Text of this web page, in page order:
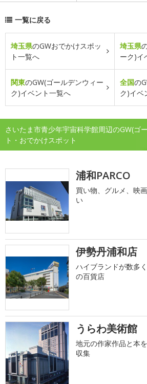
一覧に戻る
埼玉県のGWおでかけスポッ
ト一覧へ
埼玉県
ーク)イ
関東のGW(ゴールデンウィー
ク)イベント一覧へ
全国の
ク)イベ
さいたま市青少年宇宙科学館周辺のGW(ゴ
ト・おでかけスポット
浦和PARCO
買い物、グルメ、映
い
伊勢丹浦和店
ハイブランドが数多
の百貨店
うらわ美術館
地元の作家作品と本
収集